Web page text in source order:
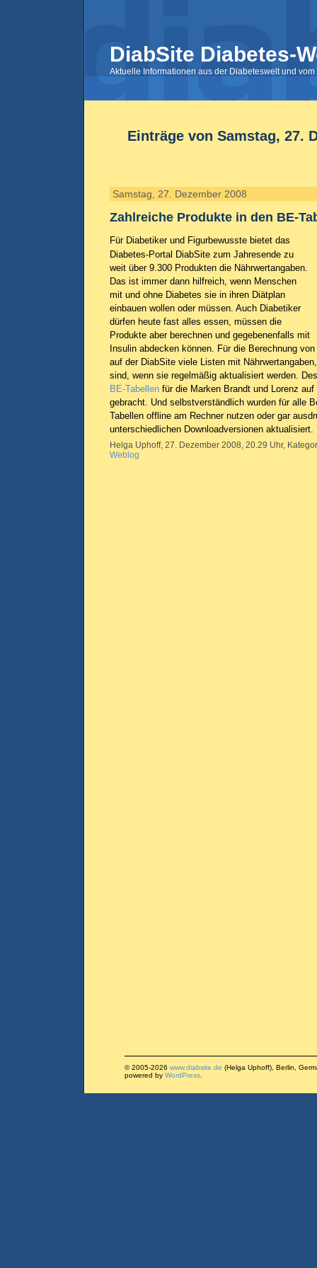
DiabSite Diabetes-
Aktuelle Informationen aus der Diabeteswelt und
Einträge von Samstag, 27.
Samstag, 27. Dezember 2008
Zahlreiche Produkte in den BE-
Für Diabetiker und Figurbewusste bietet das
Diabetes-Portal DiabSite zum Jahresende zu
weit über 9.300 Produkten die Nährwertangaben.
Das ist immer dann hilfreich, wenn Menschen
mit und ohne Diabetes sie in ihren Diätplan
einbauen wollen oder müssen. Auch Diabetiker
dürfen heute fast alles essen, müssen die
Produkte aber berechnen und gegebenenfalls mit
Insulin abdecken können. Für die Berechnung
auf der DiabSite viele Listen mit
sind, wenn sie regelmäßig aktualisiert werden.
BE-Tabellen für die Marken Brandt und Lorenz
gebracht. Und selbstverständlich wurden für alle
Tabellen offline am Rechner nutzen oder gar
unterschiedlichen Downloadversionen aktualisiert.
Helga Uphoff, 27. Dezember 2008, 20.29 Uhr,
Weblog
© 2005-2026 www.diabsite.de (Helga Uphoff), Berlin,
powered by WordPress.